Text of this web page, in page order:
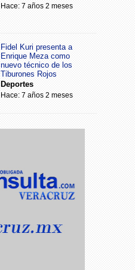
Hace: 7 años 2 meses
Fidel Kuri presenta a
Enrique Meza como
nuevo técnico de los
Tiburones Rojos
Deportes
Hace: 7 años 2 meses